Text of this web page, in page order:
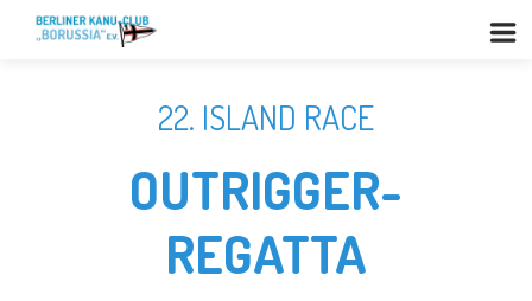
22. ISLAND RACE
OUTRIGGER-
REGATTA